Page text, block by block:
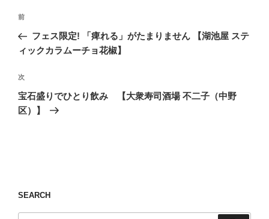
投
ナ
ゲ
ー
シ
前
の
投
前
フェス限定! 「痺れる」がたまりません 【湖池屋 ステ
ィックカラムーチョ花椒】
次
の
投
次
宝石盛りでひとり飲み 【大衆寿司酒場 不二子（中野
区）】
SEARCH